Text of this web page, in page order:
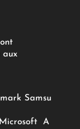
aux
Samsu
Microsoft
A